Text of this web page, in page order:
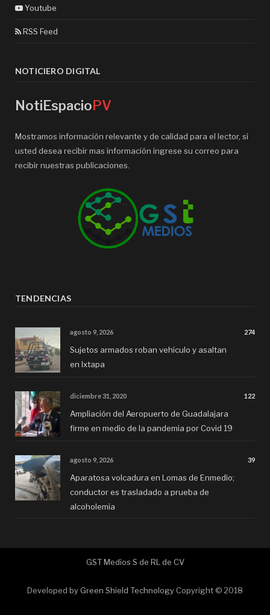
Youtube
RSS Feed
NOTICIERO DIGITAL
NotiEspacioPV
Mostramos información relevante y de calidad para el lector, si
usted desea recibir mas información ingrese su correo para
recibir nuestras publicaciones.
TENDENCIAS
agosto 9, 2026 274
Sujetos armados roban vehículo y asaltan
en Ixtapa
diciembre 31, 2020 122
Ampliación del Aeropuerto de Guadalajara
firme en medio de la pandemia por Covid 19
agosto 9, 2026 39
Aparatosa volcadura en Lomas de Enmedio;
conductor es trasladado a prueba de
alcoholemia
GST Medios S de RL de CV
Developed by Green Shield Technology Copyright © 2018